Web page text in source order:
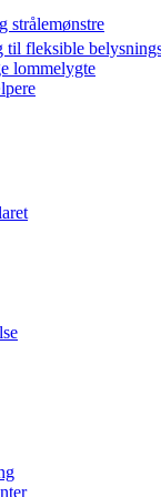
strålemønstre
til fleksible
lommelygte